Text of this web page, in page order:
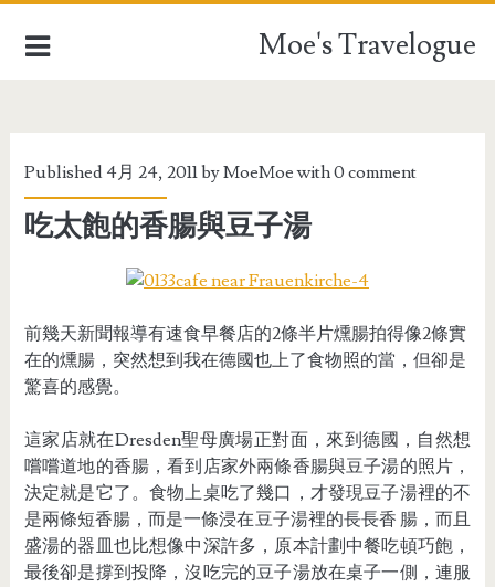
Moe's Travelogue
TAIWAN
Published 4月 24, 2011 byMoeMoewith0 comment
吃太飽的香腸與豆子湯
前幾天新聞報導有速食早餐店的2條半片燻腸拍得像2條實
在的燻腸，突然想到我在德國也上了食物照的當，但卻是
驚喜的感覺。
這家店就在Dresden聖母廣場正對面，來到德國，自然想
嚐嚐道地的香腸，看到店家外兩條香腸與豆子湯的照片，
決定就是它了。食物上桌吃了幾口，才發現豆子湯裡的不
是兩條短香腸，而是一條浸在豆子湯裡的長長香 腸，而且
盛湯的器皿也比想像中深許多，原本計劃中餐吃頓巧飽，
最後卻是撐到投降，沒吃完的豆子湯放在桌子一側，連服